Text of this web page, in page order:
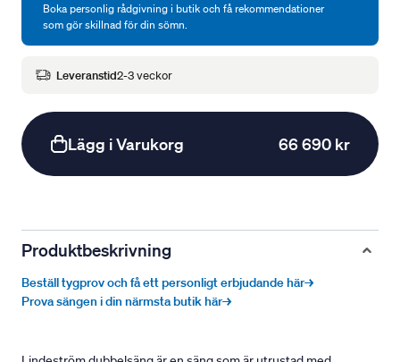
Boka personlig rådgivning i butik och få rekommendationer
som gör skillnad för din sömn.
Leveranstid2-3 veckor
Lägg i Varukorg 66 690 kr
Produktbeskrivning
Beställ tygprov och få ett personligt erbjudande här→
Prova sängen i din närmsta butik här→